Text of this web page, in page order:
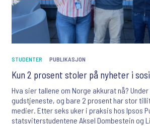
STUDENTER PUBLIKASJON
Kun 2 prosent stoler på nyheter i
Hva sier tallene om Norge akkurat nå?
gudstjeneste, og bare 2 prosent har stor
medier. Etter seks uker i praksis hos Ipsos
statsviterstudentene Aksel Dombestein og